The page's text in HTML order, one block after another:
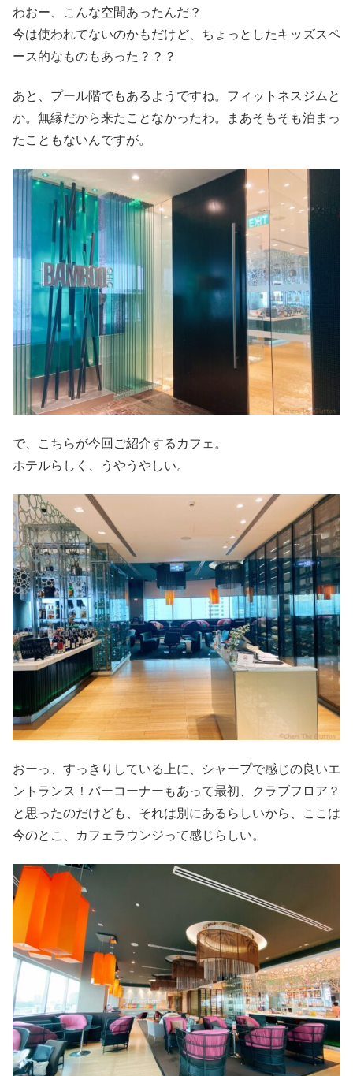
わおー、こんな空間あったんだ？
今は使われてないのかもだけど、ちょっとしたキッズスペ
ース的なものもあった？？？
あと、プール階でもあるようですね。フィットネスジムと
か。無縁だから来たことなかったわ。まあそもそも泊まっ
たこともないんですが。
で、こちらが今回ご紹介するカフェ。
ホテルらしく、うやうやしい。
おーっ、すっきりしている上に、シャープで感じの良いエ
ントランス！バーコーナーもあって最初、クラブフロア？
と思ったのだけども、それは別にあるらしいから、ここは
今のとこ、カフェラウンジって感じらしい。